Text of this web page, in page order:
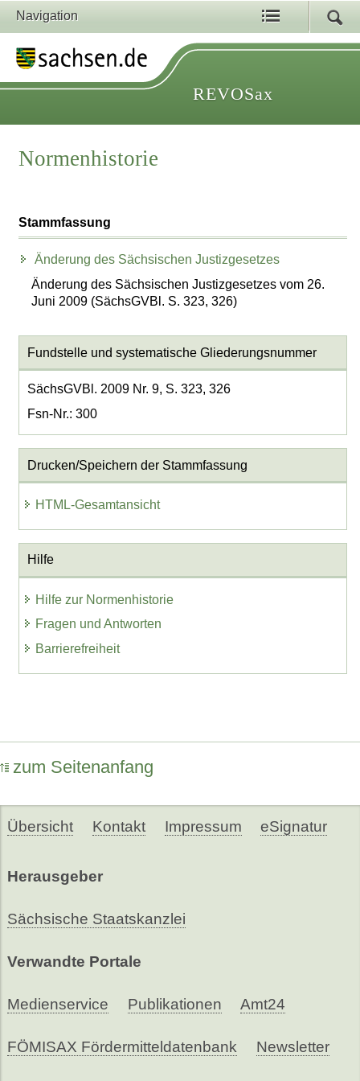
Navigation
REVOSax
Normenhistorie
Stammfassung
Änderung des Sächsischen Justizgesetzes
Änderung des Sächsischen Justizgesetzes vom 26.
Juni 2009 (SächsGVBl. S. 323, 326)
Fundstelle und systematische Gliederungsnummer
SächsGVBl. 2009 Nr. 9, S. 323, 326
Fsn-Nr.: 300
Drucken/Speichern der Stammfassung
HTML-Gesamtansicht
Hilfe
Hilfe zur Normenhistorie
Fragen und Antworten
Barrierefreiheit
zum Seitenanfang
Übersicht Kontakt Impressum eSignatur
Herausgeber
Sächsische Staatskanzlei
Verwandte Portale
Medienservice Publikationen Amt24
FÖMISAX Fördermitteldatenbank Newsletter